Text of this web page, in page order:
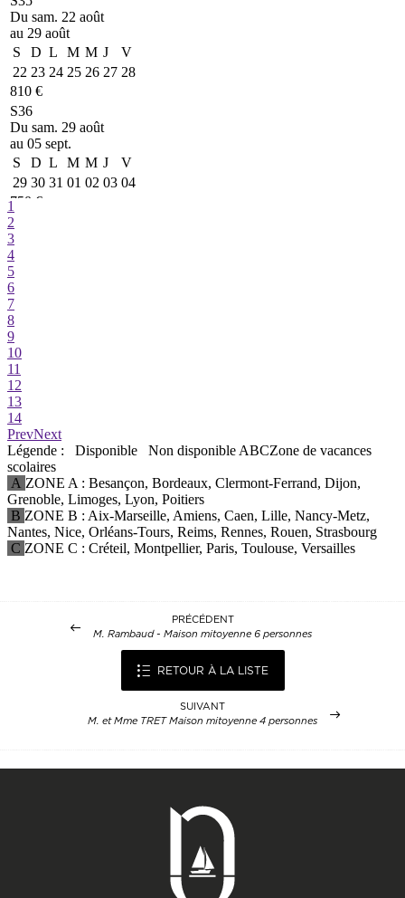
PRÉCÉDENT
M. Rambaud - Maison mitoyenne 6 personnes
RETOUR À LA LISTE
SUIVANT
M. et Mme TRET Maison mitoyenne 4 personnes